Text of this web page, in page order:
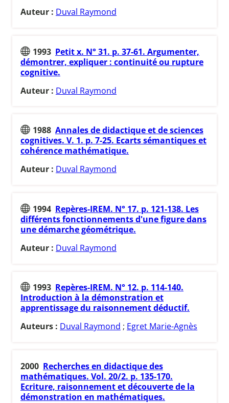
Auteur : Duval Raymond
1993 Petit x. N° 31. p. 37-61. Argumenter,
démontrer, expliquer : continuité ou rupture
cognitive.
Auteur : Duval Raymond
1988 Annales de didactique et de sciences
cognitives. V. 1. p. 7-25. Ecarts sémantiques et
cohérence mathématique.
Auteur : Duval Raymond
1994 Repères-IREM. N° 17. p. 121-138. Les
différents fonctionnements d'une figure dans
une démarche géométrique.
Auteur : Duval Raymond
1993 Repères-IREM. N° 12. p. 114-140.
Introduction à la démonstration et
apprentissage du raisonnement déductif.
Auteurs : Duval Raymond ; Egret Marie-Agnès
2000 Recherches en didactique des
mathématiques. Vol. 20/2. p. 135-170.
Ecriture, raisonnement et découverte de la
démonstration en mathématiques.